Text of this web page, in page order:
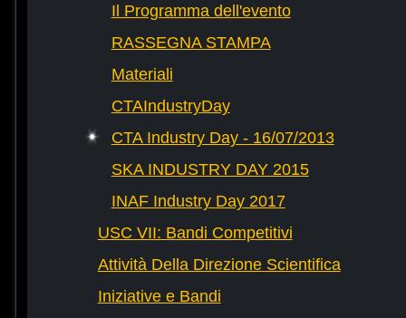
Il Programma dell'evento
RASSEGNA STAMPA
Materiali
CTAIndustryDay
CTA Industry Day - 16/07/2013
SKA INDUSTRY DAY 2015
INAF Industry Day 2017
USC VII: Bandi Competitivi
Attività Della Direzione Scientifica
Iniziative e Bandi